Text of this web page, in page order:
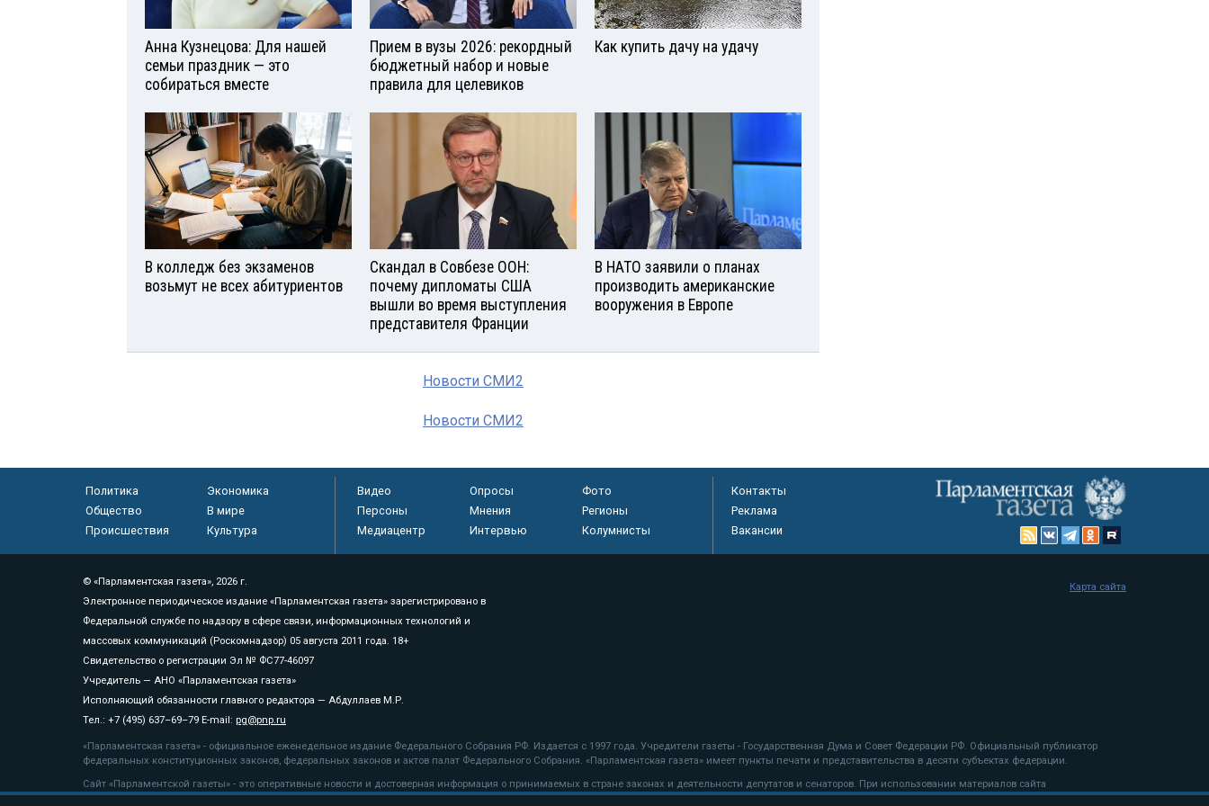
Анна Кузнецова: Для нашей
семьи праздник — это
собираться вместе
Прием в вузы 2026: рекордный
бюджетный набор и новые
правила для целевиков
Как купить дачу на удачу
В колледж без экзаменов
возьмут не всех абитуриентов
Скандал в Совбезе ООН:
почему дипломаты США
вышли во время выступления
представителя Франции
В НАТО заявили о планах
производить американские
вооружения в Европе
Новости СМИ2
Новости СМИ2
Политика
Экономика
Общество
В мире
Происшествия
Культура
Видео Опросы
Фото
Персоны
Мнения
Регионы
Медиацентр
Интервью Колумнисты
Контакты
Реклама
Вакансии
© «Парламентская газета», 2026 г.
Электронное периодическое издание «Парламентская газета» зарегистрировано в
Федеральной службе по надзору в сфере связи, информационных технологий и
массовых коммуникаций (Роскомнадзор) 05 августа 2011 года. 18+
Свидетельство о регистрации Эл № ФС77-46097
Учредитель — АНО «Парламентская газета»
Исполняющий обязанности главного редактора — Абдуллаев М.Р.
Тел.: +7 (495) 637–69–79 E-mail: pg@pnp.ru
«Парламентская газета» - официальное еженедельное издание Федерального Собрания РФ. Издается с 1997 года. Учредители газеты - Государственная Дума и Совет Федерации РФ. Официальный публикатор
федеральных конституционных законов, федеральных законов и актов палат Федерального Собрания. «Парламентская газета» имеет пункты печати и представительства в десяти субъектах федерации.
Сайт «Парламентской газеты» - это оперативные новости и достоверная информация о принимаемых в стране законах и деятельности депутатов и сенаторов. При использовании материалов сайта
«Парламентской газеты» активная ссылка на pnp.ru обязательна.
Карта сайта